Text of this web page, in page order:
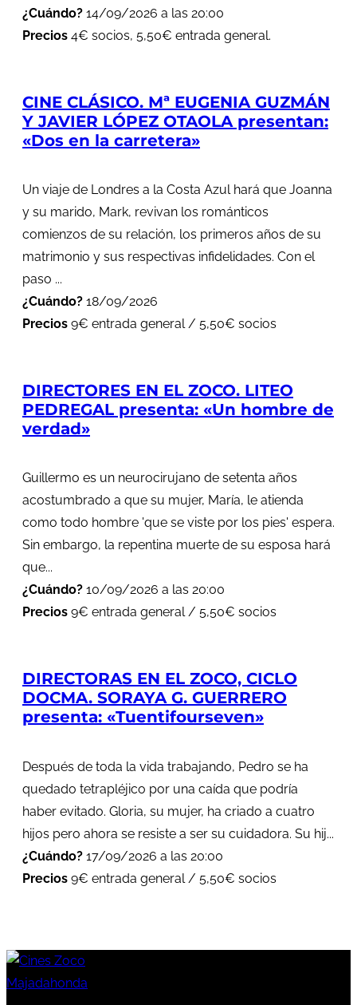
¿Cuándo? 14/09/2026 a las 20:00
Precios 4€ socios, 5,50€ entrada general.
CINE CLÁSICO. Mª EUGENIA GUZMÁN
Y JAVIER LÓPEZ OTAOLA presentan:
«Dos en la carretera»
Un viaje de Londres a la Costa Azul hará que Joanna
y su marido, Mark, revivan los románticos
comienzos de su relación, los primeros años de su
matrimonio y sus respectivas infidelidades. Con el
paso ...
¿Cuándo? 18/09/2026
Precios 9€ entrada general / 5,50€ socios
DIRECTORES EN EL ZOCO. LITEO
PEDREGAL presenta: «Un hombre de
verdad»
Guillermo es un neurocirujano de setenta años
acostumbrado a que su mujer, María, le atienda
como todo hombre 'que se viste por los pies' espera.
Sin embargo, la repentina muerte de su esposa hará
que...
¿Cuándo? 10/09/2026 a las 20:00
Precios 9€ entrada general / 5,50€ socios
DIRECTORAS EN EL ZOCO, CICLO
DOCMA. SORAYA G. GUERRERO
presenta: «Tuentifourseven»
Después de toda la vida trabajando, Pedro se ha
quedado tetrapléjico por una caída que podría
haber evitado. Gloria, su mujer, ha criado a cuatro
hijos pero ahora se resiste a ser su cuidadora. Su hij...
¿Cuándo? 17/09/2026 a las 20:00
Precios 9€ entrada general / 5,50€ socios